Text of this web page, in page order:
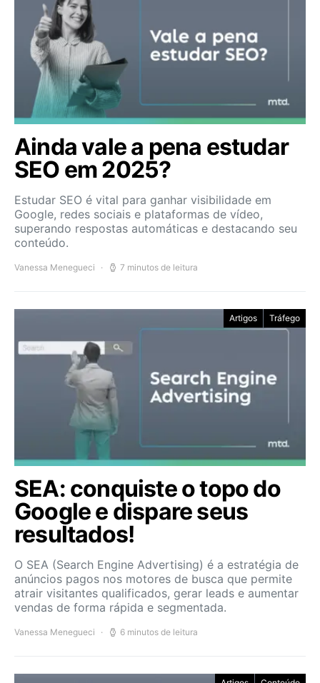
Ainda vale a pena estudar
SEO em 2025?
Estudar SEO é vital para ganhar visibilidade em
Google, redes sociais e plataformas de vídeo,
superando respostas automáticas e destacando seu
conteúdo.
Vanessa Menegueci 7 minutos de leitura
Artigos Tráfego
SEA: conquiste o topo do
Google e dispare seus
resultados!
O SEA (Search Engine Advertising) é a estratégia de
anúncios pagos nos motores de busca que permite
atrair visitantes qualificados, gerar leads e aumentar
vendas de forma rápida e segmentada.
Vanessa Menegueci 6 minutos de leitura